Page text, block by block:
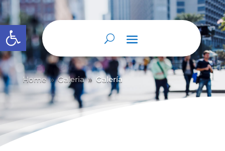
Abrir barra de herramientas
Home 9 Galeria 9 Galería